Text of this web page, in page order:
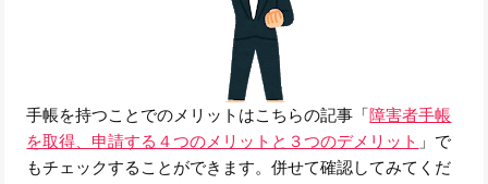
手帳を持つことでのメリットはこちらの記事「障害者手帳
を取得、申請する４つのメリットと３つのデメリット 」で
もチェックすることができます。併せて確認してみてくだ